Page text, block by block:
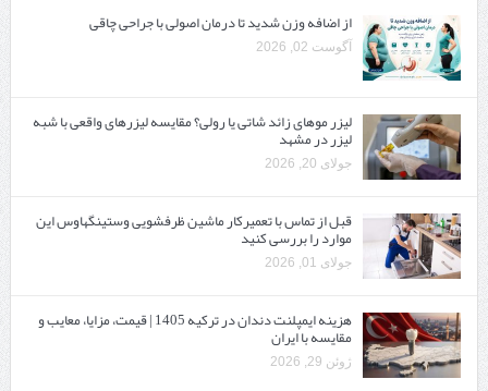
از اضافه وزن شدید تا درمان اصولی با جراحی چاقی
آگوست 02, 2026
لیزر موهای زائد شاتی یا رولی؟ مقایسه لیزرهای واقعی با شبه‌
لیزر در مشهد
جولای 20, 2026
قبل از تماس با تعمیرکار ماشین ظرفشویی وستینگهاوس این
موارد را بررسی کنید
جولای 01, 2026
هزینه ایمپلنت دندان در ترکیه 1405 | قیمت، مزایا، معایب و
مقایسه با ایران
ژوئن 29, 2026